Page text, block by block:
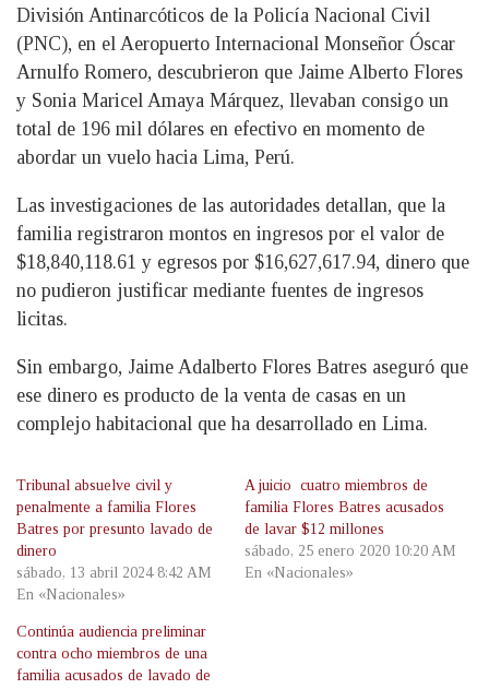
División Antinarcóticos de la Policía Nacional Civil
(PNC), en el Aeropuerto Internacional Monseñor Óscar
Arnulfo Romero, descubrieron que Jaime Alberto Flores
y Sonia Maricel Amaya Márquez, llevaban consigo un
total de 196 mil dólares en efectivo en momento de
abordar un vuelo hacia Lima, Perú.
Las investigaciones de las autoridades detallan, que la
familia registraron montos en ingresos por el valor de
$18,840,118.61 y egresos por $16,627,617.94, dinero que
no pudieron justificar mediante fuentes de ingresos
licitas.
Sin embargo, Jaime Adalberto Flores Batres aseguró que
ese dinero es producto de la venta de casas en un
complejo habitacional que ha desarrollado en Lima.
Tribunal absuelve civil y
penalmente a familia Flores
Batres por presunto lavado de
dinero
sábado, 13 abril 2024 8:42 AM
En «Nacionales»
A juicio cuatro miembros de
familia Flores Batres acusados
de lavar $12 millones
sábado, 25 enero 2020 10:20 AM
En «Nacionales»
Continúa audiencia preliminar
contra ocho miembros de una
familia acusados de lavado de